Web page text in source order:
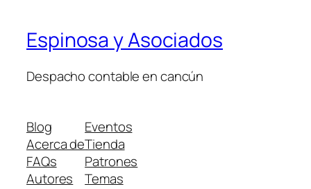
Espinosa y Asociados
Despacho contable en cancún
Blog
Acerca de
FAQs
Autores
Eventos
Tienda
Patrones
Temas